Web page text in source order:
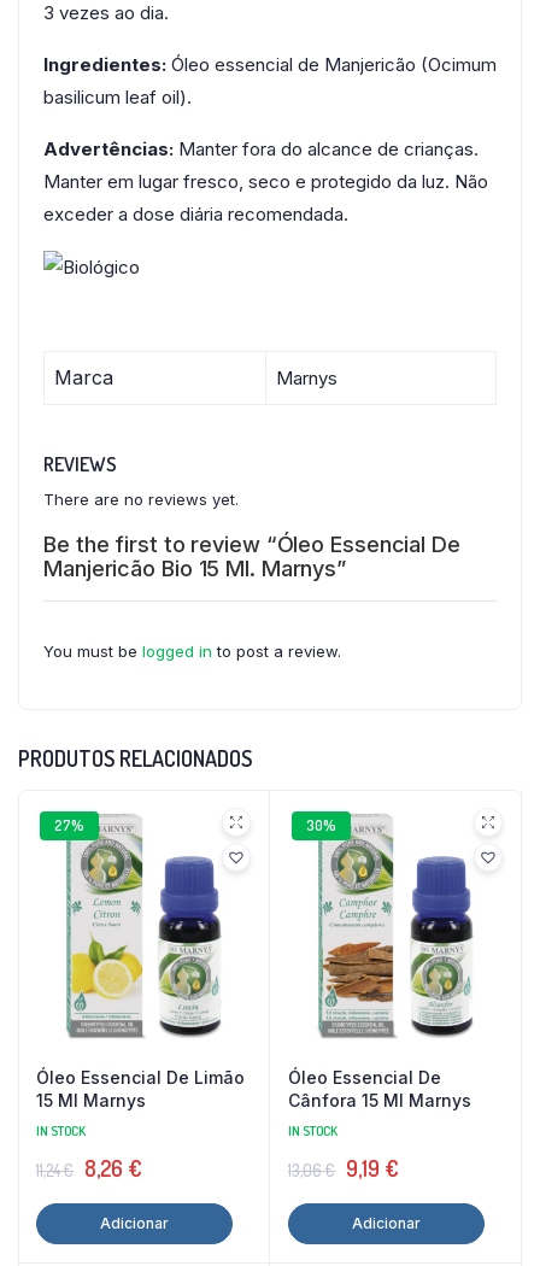
3 vezes ao dia.
Ingredientes: Óleo essencial de Manjericão (Ocimum
basilicum leaf oil).
Advertências: Manter fora do alcance de crianças.
Manter em lugar fresco, seco e protegido da luz. Não
exceder a dose diária recomendada.
Marca Marnys
REVIEWS
There are no reviews yet.
Be the first to review “Óleo Essencial De
Manjericão Bio 15 Ml. Marnys”
You must be logged in to post a review.
PRODUTOS RELACIONADOS
27%
Óleo Essencial De Limão
15 Ml Marnys
IN STOCK
11,24€ O
preço
original
8,26 €O
preço
atual
Adicionar
30%
Óleo Essencial De
Cânfora 15 Ml Marnys
IN STOCK
13,06€ O
preço
original
9,19 €O
preço
atual
Adicionar